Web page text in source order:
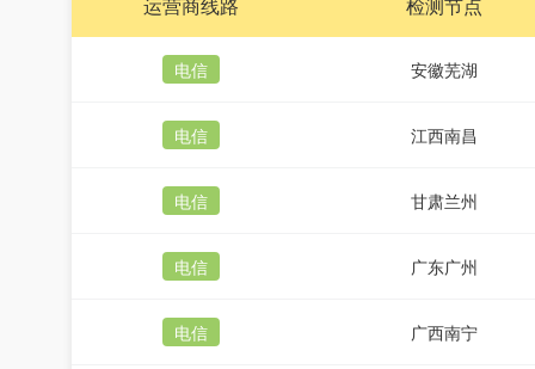
电信 安徽芜湖
电信 江西南昌
电信 甘肃兰州
电信 广东广州
电信 广西南宁